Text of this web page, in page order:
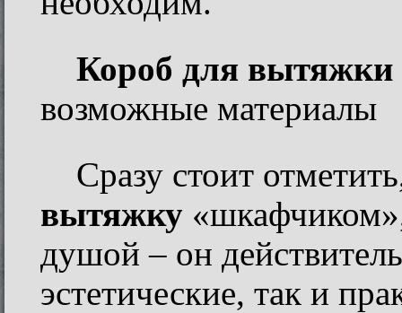
Короб для
возможные материалы
Сразу стоит
вытяжку
душой – он
эстетические, так и